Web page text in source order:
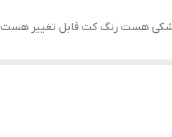
هست رنگ کت قابل تغییر هست